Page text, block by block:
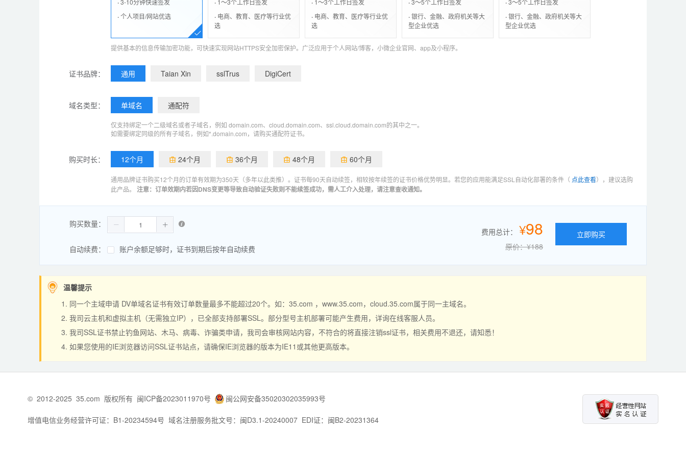
·3-10分钟快速签发
·个人项目/网站优选
· 1～3个工作日签发
· 电商、教育、医疗等行业优
选
· 1～3个工作日签发
· 电商、教育、医疗等行业优
选
·3～5个工作日签发
·银行、金融、政府机关等大
型企业优选
·3～5个工作日签发
·银行、金融、政府机关等大
型企业优选
提供基本的信息传输加密功能，可快速实现网站HTTPS安全加密保护。广泛应用于个人网站/博客，小微企业官网、app及小程序。
证书品牌： 通用 Taian Xin sslTrus DigiCert
域名类型： 单域名 通配符
仅支持绑定一个二级域名或者子域名，例如 domain.com、cloud.domain.com、ssl.cloud.domain.com的其中之一。
如需要绑定同级的所有子域名，例如*.domain.com，请购买通配符证书。
购买时长： 12个月 24个月 36个月 48个月 60个月
通用品牌证书购买12个月的订单有效期为350天（多年以此类推）。证书每90天自动续签，相较按年续签的证书价格优势明显。若您的应用能满足SSL自动化部署的条件（ 点此查看），建议选购
此产品。 注意：订单效期内若因DNS变更等导致自动验证失败则不能续签成功，需人工介入处理，请注意查收通知。
购买数量：
自动续费： 账户余额足够时，证书到期后按年自动续费
费用总计： ¥98
原价：¥188
立即购买
温馨提示
同一个主域申请 DV单域名证书有效订单数量最多不能超过20个。如：35.com ，www.35.com，cloud.35.com属于同一主域名。
我司云主机和虚拟主机（无需独立IP），已全部支持部署SSL。部分型号主机部署可能产生费用，详询在线客服人员。
我司SSL证书禁止钓鱼网站、木马、病毒、诈骗类申请，我司会审核网站内容，不符合的将直接注销ssl证书，相关费用不退还，请知悉！
如果您使用的IE浏览器访问SSL证书站点，请确保IE浏览器的版本为IE11或其他更高版本。
© 2012-2025 35.com 版权所有 闽ICP备2023011970号 闽公网安备35020302035993号
增值电信业务经营许可证：B1-20234594号 域名注册服务批文号：闽D3.1-20240007 EDI证：闽B2-20231364